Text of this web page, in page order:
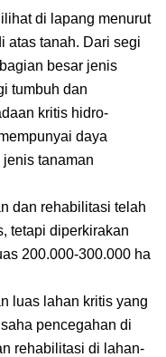
di lapang menurut
atas tanah. Dari segi
besar jenis
tumbuh dan
kritis hidro-
daya
tanaman
dan rehabilitasi telah
tetapi diperkirakan
200.000-300.000 ha
luas lahan kritis yang
pencegahan di
rehabilitasi di lahan-